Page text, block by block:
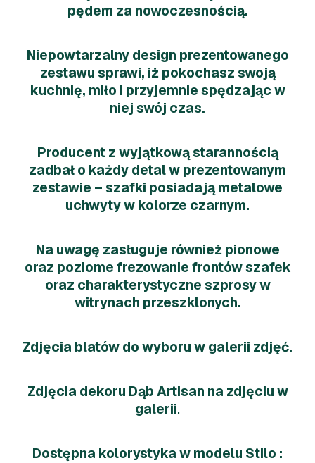
pędem za nowoczesnością.
Niepowtarzalny design prezentowanego
zestawu sprawi, iż pokochasz swoją
kuchnię, miło i przyjemnie spędzając w
niej swój czas.
Producent z wyjątkową starannością
zadbał o każdy detal w prezentowanym
zestawie – szafki posiadają metalowe
uchwyty w kolorze czarnym.
Na uwagę zasługuje również pionowe
oraz poziome frezowanie frontów szafek
oraz charakterystyczne szprosy w
witrynach przeszklonych.
Zdjęcia blatów do wyboru w galerii zdjęć.
Zdjęcia dekoru Dąb Artisan na zdjęciu w
galerii.
Dostępna kolorystyka w modelu Stilo :